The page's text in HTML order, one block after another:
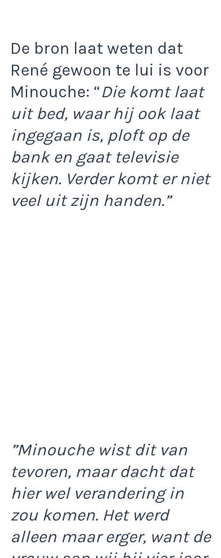
De bron laat weten dat
René gewoon te lui is voor
Minouche: “Die komt laat
uit bed, waar hij ook laat
ingegaan is, ploft op de
bank en gaat televisie
kijken. Verder komt er niet
veel uit zijn handen.”
”Minouche wist dit van
tevoren, maar dacht dat
hier wel verandering in
zou komen. Het werd
alleen maar erger, want de